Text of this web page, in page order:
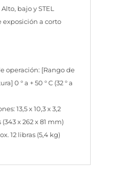
Alto, bajo y STEL
exposición a corto
operación: [Rango de
0 ° a + 50 ° C (32 ° a
13,5 x 10,3 x 3,2
x 262 x 81 mm)
12 libras (5,4 kg)